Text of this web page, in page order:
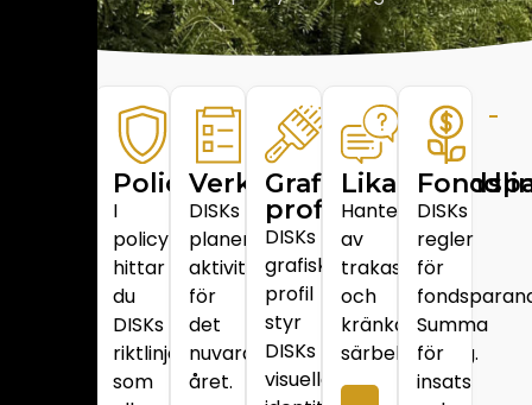
Stadga
Studentkårens
Policy
I
policyn
hittar
du
DISKs
riktlinjer
som
Verksamhetsplan
DISKs
planerade
aktiviteter
för
det
nuvarande
året.
Grafisk
profil
DISKs
grafiska
profil
styr
DISKs
visuella
Hantering
av
trakasserier
och
kränkande
särbehandling.
DISKs
regler
för
Summa
för
insats